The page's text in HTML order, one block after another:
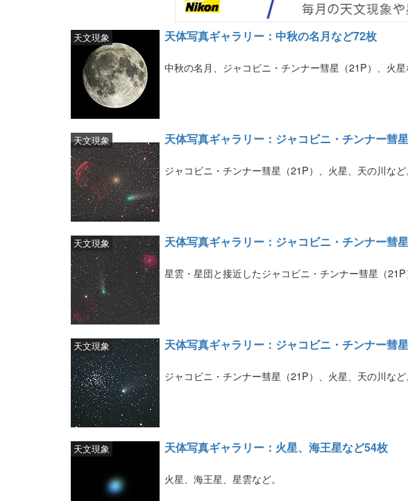
天体写真ギャラリー：中秋の名月など72枚
天文現象
中秋の名月、ジャコビニ・チンナー彗星（21P）、火星
天体写真ギャラリー：ジャコビニ・チンナー彗
天文現象
ジャコビニ・チンナー彗星（21P）、火星、天の川など。
天体写真ギャラリー：ジャコビニ・チンナー彗
天文現象
星雲・星団と接近したジャコビニ・チンナー彗星（21P
天体写真ギャラリー：ジャコビニ・チンナー彗
天文現象
ジャコビニ・チンナー彗星（21P）、火星、天の川など。
天体写真ギャラリー：火星、海王星など54枚
天文現象
火星、海王星、星雲など。